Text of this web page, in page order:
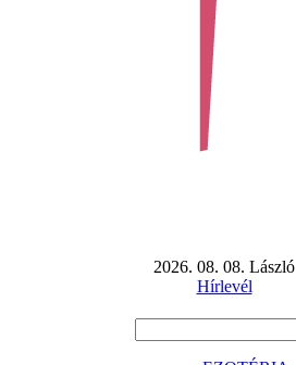
2026. 08. 08. László
Hírlevél